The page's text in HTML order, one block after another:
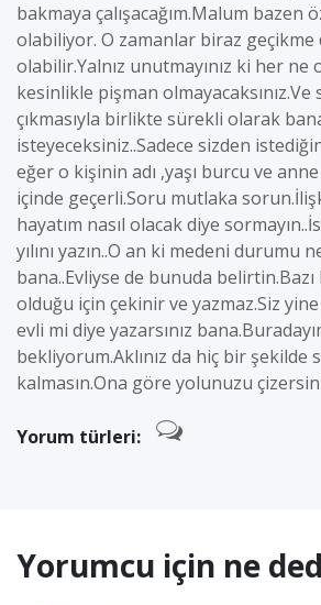
bakmaya çalışacağım.Malum bazen
olabiliyor. O zamanlar biraz
olabilir.Yalnız unutmayınız ki her ne
kesinlikle pişman olmayacaksınız.Ve
çıkmasıyla birlikte sürekli olarak
isteyeceksiniz..Sadece sizden
eğer o kişinin adı ,yaşı burcu ve anne
içinde geçerli.Soru mutlaka
hayatım nasıl olacak diye
yılını yazın..O an ki medeni durumu
bana..Evliyse de bunuda
olduğu için çekinir ve yazmaz.Siz yine
evli mi diye yazarsınız
bekliyorum.Aklınız da hiç bir şekilde
kalmasın.Ona göre yolunuzu
Yorum türleri:
Yorumcu için ne